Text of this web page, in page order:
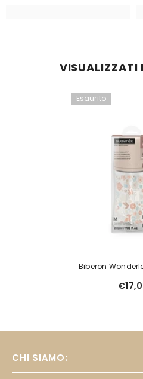
VISUALIZZATI
Esaurito
Biberon
CHI SIAMO: